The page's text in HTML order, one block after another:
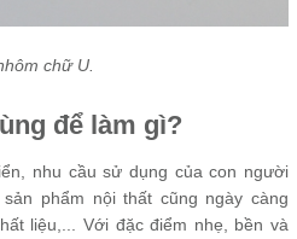
chữ U.
để làm gì?
nhu cầu sử dụng của con người
phẩm nội thất cũng ngày càng
liệu,... Với đặc điểm nhẹ, bền và